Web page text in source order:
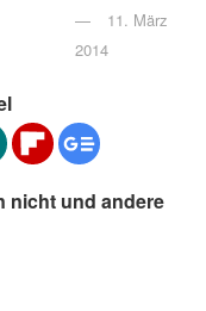
11. März
2014
nicht und andere